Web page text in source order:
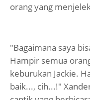
orang yang
"Bagaimana saya
Hampir semua
keburukan Jackie.
baik..., cih...!"